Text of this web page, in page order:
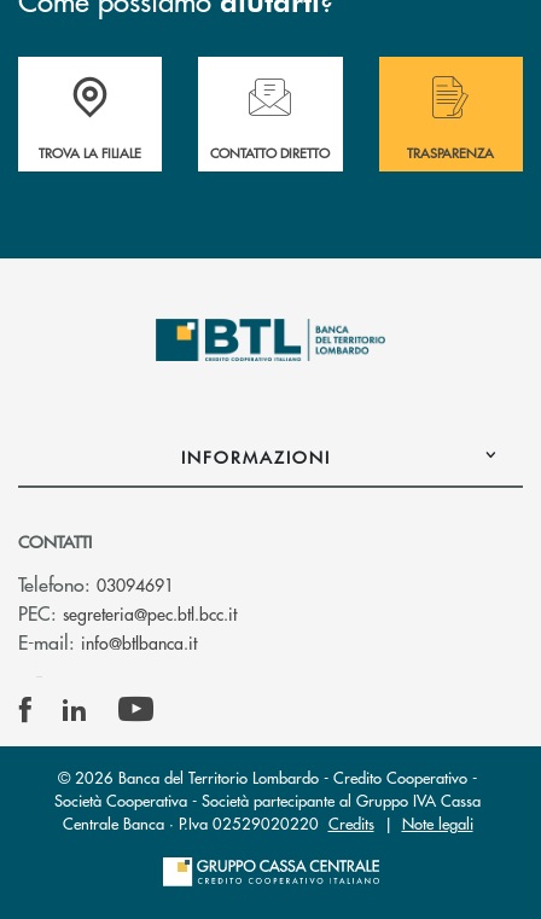
Accedi all' elenco completo delle filiali .
TROVA LA FILIALE
Hai bisogno di assistenza immediata?
CONTATTO DIRETTO
Hai bisogno di
TRASPARENZA
INFORMAZIONI
CONTATTI
Telefono: 03094691
PEC: segreteria@pec.btl.bcc.it(si apre l’app di posta elettronica)
E-mail: info@btlbanca.it(si apre l’app di posta elettronica)
© 2026 Banca del Territorio Lombardo - Credito Cooperativo -
Società Cooperativa - Società partecipante al Gruppo IVA Cassa
Centrale Banca · P.Iva 02529020220 Credits| Note legali